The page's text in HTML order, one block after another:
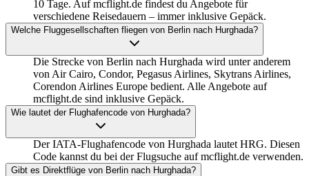
10 Tage. Auf mcflight.de findest du Angebote für
verschiedene Reisedauern – immer inklusive Gepäck.
Welche Fluggesellschaften fliegen von Berlin nach Hurghada?
Die Strecke von Berlin nach Hurghada wird unter anderem
von Air Cairo, Condor, Pegasus Airlines, Skytrans Airlines,
Corendon Airlines Europe bedient. Alle Angebote auf
mcflight.de sind inklusive Gepäck.
Wie lautet der Flughafencode von Hurghada?
Der IATA-Flughafencode von Hurghada lautet HRG. Diesen
Code kannst du bei der Flugsuche auf mcflight.de verwenden.
Gibt es Direktflüge von Berlin nach Hurghada?